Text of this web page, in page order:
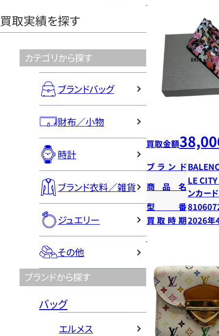
買取実績を探す
カテゴリから探す
ブランドバッグ
財布／小物
時計
ブランド衣料／雑貨
ジュエリー
その他
ブランドから探す
バッグ
エルメス
買取金額
ブランド
商品名
LE
ンカー
型番
買取時期2026年